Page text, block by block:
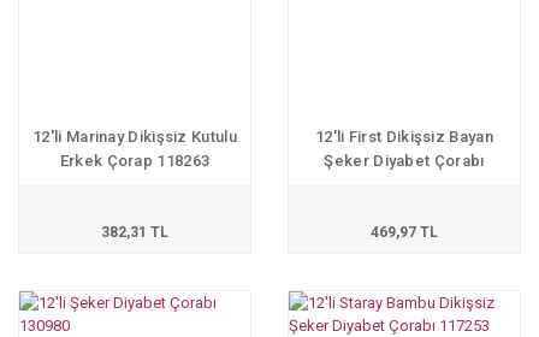
12'li Marinay Dikişsiz Kutulu
Erkek Çorap 118263
382,31 TL
12'li First Dikişsiz Bayan
Şeker Diyabet Çorabı
469,97 TL